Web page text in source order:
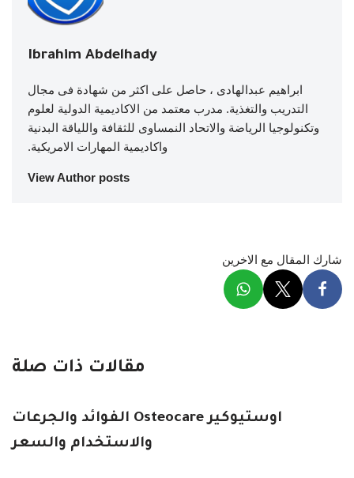
Ibrahim Abdelhady
ابراهيم عبدالهادى ، حاصل على اكثر من شهادة فى مجال
التدريب والتغذية. مدرب معتمد من الاكاديمية الدولية لعلوم
وتكنولوجيا الرياضة والاتحاد النمساوى للثقافة واللياقة البدنية
واكاديمية المهارات الامريكية.
View Author posts
شارك المقال مع الاخرين
مقالات ذات صلة
اوستيوكير Osteocare الفوائد والجرعات
والاستخدام والسعر